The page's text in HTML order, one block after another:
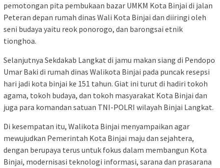
pemotongan pita pembukaan bazar UMKM Kota Binjai di jalan
Peteran depan rumah dinas Wali Kota Binjai dan diiringi oleh
seni budaya yaitu reok ponorogo, dan barongsai etnik
tionghoa.
Selanjutnya Sekdakab Langkat di jamu makan siang di Pendopo
Umar Baki di rumah dinas Walikota Binjai pada puncak resepsi
hari jadi kota binjai ke 151 tahun. Giat ini turut di hadiri tokoh
agama, tokoh budaya, dan tokoh masyarakat Kota Binjai dan
juga para komandan satuan TNI-POLRI wilayah Binjai Langkat.
Di kesempatan itu, Walikota Binjai menyampaikan agar
mewujudkan Pemerintah Kota Binjai maju dan sejahtera,
dengan berupaya terus untuk fokus dalam membangun Kota
Binjai, modernisasi teknologi informasi, sarana dan prasarana